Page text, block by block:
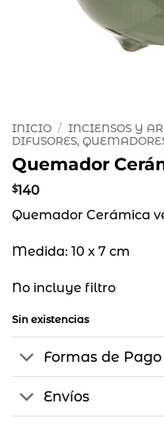
INICIO / INCIENSOS Y
DIFUSORES,
Quemador
$140
Quemador Cerámica
Medida: 10 x 7 cm
No incluye filtro
Sin existencias
Formas de Pago
Envíos